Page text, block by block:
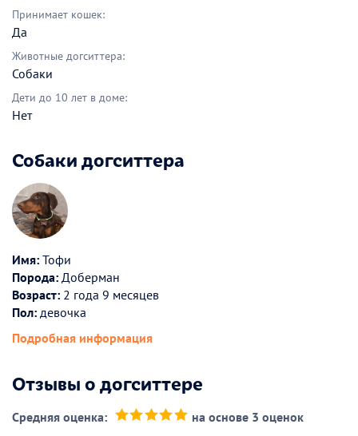
Принимает кошек:
Да
Животные догситтера:
Собаки
Дети до 10 лет в доме:
Нет
Собаки догситтера
Имя: Тофи
Порода: Доберман
Возраст: 2 года 9 месяцев
Пол: девочка
Подробная информация
Отзывы о догситтере
Средняя оценка: на основе 3 оценок